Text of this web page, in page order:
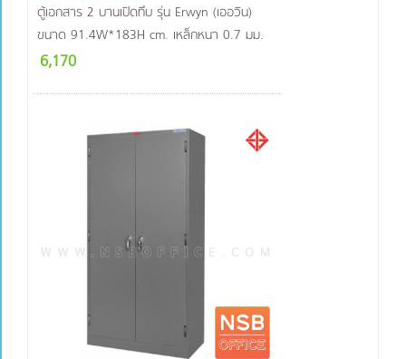
ตู้เอกสาร 2 บานเปิดทึบ รุ่น Erwyn (เออวิน)
ขนาด 91.4W*183H cm. เหล็กหนา 0.7 มม.
6,170